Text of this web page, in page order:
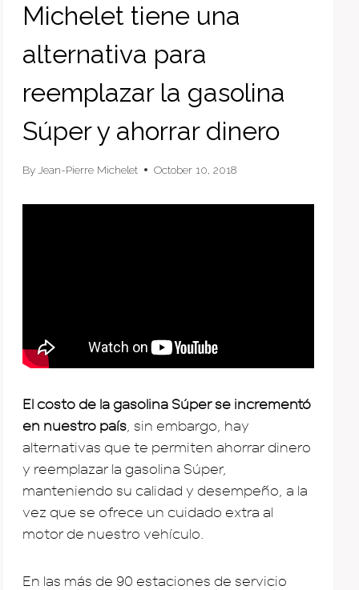
Michelet tiene una
alternativa para
reemplazar la gasolina
Súper y ahorrar dinero
By Jean-Pierre Michelet October 10, 2018
El costo de la gasolina Súper se incrementó
en nuestro país , sin embargo, hay
alternativas que te permiten ahorrar dinero
y reemplazar la gasolina Súper,
manteniendo su calidad y desempeño, a la
vez que se ofrece un cuidado extra al
motor de nuestro vehículo.
En las más de 90 estaciones de servicio